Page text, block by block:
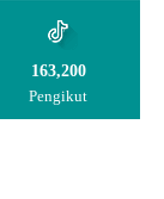
163,200
Pengikut